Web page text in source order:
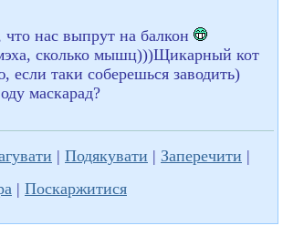
нас выпрут на балкон
сколько мышц)))Щикарный кот
таки соберешься заводить)
маскарад?
| Подякувати | Заперечити |
| Поскаржитися